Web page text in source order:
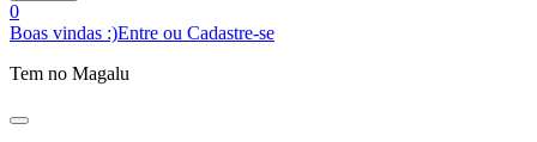
0
Boas vindas :)Entre ou Cadastre-se
Tem no Magalu